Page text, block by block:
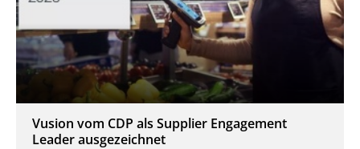
Vusion vom CDP als Supplier Engagement
Leader ausgezeichnet